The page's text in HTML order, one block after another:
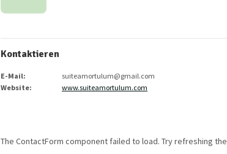
Kontaktieren
E-Mail:
suiteamortulum@gmail.com
Website: www.suiteamortulum.com
The ContactForm component failed to load. Try refreshing